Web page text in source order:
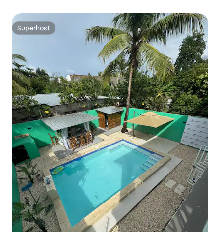
Superhost
Superhost